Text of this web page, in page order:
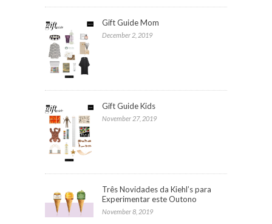
Gift Guide Mom
December 2, 2019
Gift Guide Kids
November 27, 2019
Três Novidades da Kiehl’s para
Experimentar este Outono
November 8, 2019